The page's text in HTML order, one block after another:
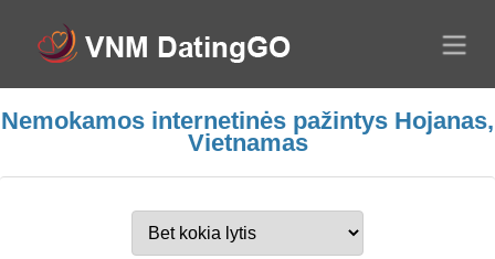
Nemokamos internetinės pažintys Hojanas,
Vietnamas